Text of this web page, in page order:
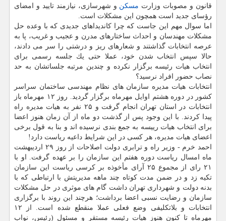
قانون و مصوبات وزارت مسكن و شهرسازی، نیازمند تایید و امضای
رؤسای جدید است همچون این مشكلات است.
اما سوال مهم این جاست كه چرا كاندیداهای جدیدی كه با وعده حل
مشكلات مهندسان و احداث ساختارهای مدرن و عجیب و غریب، پا به
عرصه انتخابات گذاشتند و شعارهای ریز و درشتی را سر می دادند،
حالا سپس انتخاب شدن خود، عملا حتی یك جلسه رسمی برای
انتخاب هیات رئیسه برگزار نكرده و چندین مرتبه جلساتشان به حد
نصاب حضور افراد نرسید؟
انتخابات هیات مدیره سازمان های نظام مهندسی ساختمان سراسر
كشور در دوره هشتم اوایل مهرماه برگزار گردید. روز ۱۲ مهرماه باز
انتخابات در استان تهران انجام گرفت و ۲۵ نفر به هیات مدیره راه
پیدا كردند. با این وجود پس از گذشت دو ماه از آن زمان هنوز اعضا
برای انتخاب هیات رییسه به جمع بندی نرسیده اند و بنا به قول برخی
اعضای هیات مدیره، هر كسی در این شرایط داعیه ریاست دارد!
احمد خرم - وزیر راه و ترابری دولت اصلاحات از روز ۲۹ اردیبهشت
ماه امسال ریاست دوره هفتم این سازمان را بر عهده گرفت. او با
۲۱ رای از مجموع ۲۵ آرای مأخوذه بر كرسی ریاست این سازمان
تكیه زد و در ضمن مدت كوتاه چند ماهه مدیریتش با ارتباطی كه با
بدنه دولت و شهرداری تهران داشت گام های موثری در حل مشكلات
سازمان و رضایت نسبی اعضا برداشت؛ هرچند این روند با برگزاری
انتخابات و بلاتكلیفی وضع فعلی عملا منقطع شده است. از ۱۲
مهرماه تا كنون هنوز هیات رئیسه مستقر و مسئول (رئیس، نواب